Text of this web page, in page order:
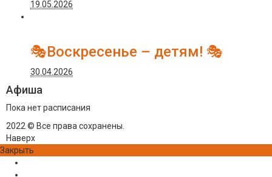
19.05.2026
🎭Воскресенье – детям! 🎭
30.04.2026
Афиша
Пока нет расписания
2022 © Все права сохранены.
Наверх
Закрыть